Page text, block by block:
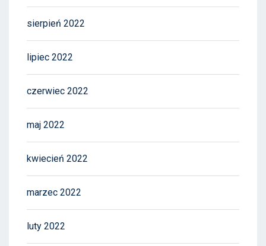
sierpień 2022
lipiec 2022
czerwiec 2022
maj 2022
kwiecień 2022
marzec 2022
luty 2022